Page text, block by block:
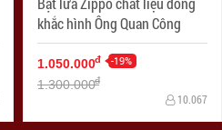
khắc hình Ông Quan Công
1.050.000đ -19%
1.300.000đ
10.067